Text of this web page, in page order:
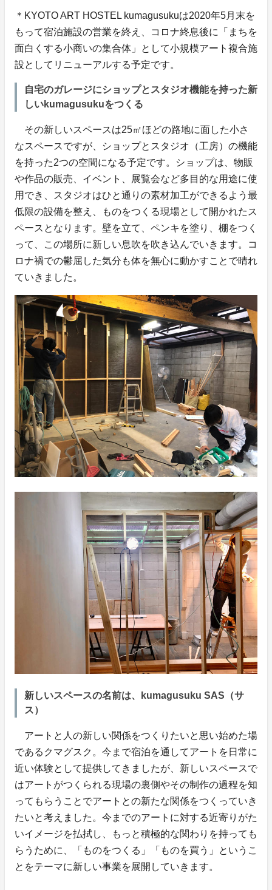
＊KYOTO ART HOSTEL kumagusukuは2020年5月末を
もって宿泊施設の営業を終え、コロナ終息後に「まちを
面白くする小商いの集合体」として小規模アート複合施
設としてリニューアルする予定です。
自宅のガレージにショップとスタジオ機能を持った新
しいkumagusukuをつくる
その新しいスペースは25㎡ほどの路地に面した小さ
なスペースですが、ショップとスタジオ（工房）の機能
を持った2つの空間になる予定です。ショップは、物販
や作品の販売、イベント、展覧会など多目的な用途に使
用でき、スタジオはひと通りの素材加工ができるよう最
低限の設備を整え、ものをつくる現場として開かれたス
ペースとなります。壁を立て、ペンキを塗り、棚をつく
って、この場所に新しい息吹を吹き込んでいきます。コ
ロナ禍での鬱屈した気分も体を無心に動かすことで晴れ
ていきました。
新しいスペースの名前は、kumagusuku SAS（サ
ス）
アートと人の新しい関係をつくりたいと思い始めた場
であるクマグスク。今まで宿泊を通してアートを日常に
近い体験として提供してきましたが、新しいスペースで
はアートがつくられる現場の裏側やその制作の過程を知
ってもらうことでアートとの新たな関係をつくっていき
たいと考えました。今までのアートに対する近寄りがた
いイメージを払拭し、もっと積極的な関わりを持っても
らうために、「ものをつくる」「ものを買う」というこ
とをテーマに新しい事業を展開していきます。